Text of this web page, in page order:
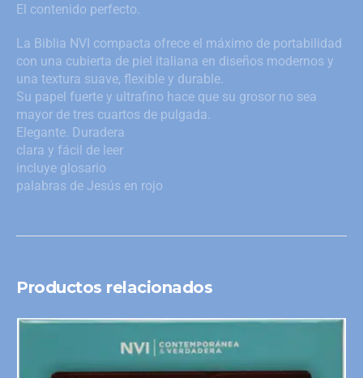
El contenido perfecto.
La Biblia NVI compacta ofrece el máximo de portabilidad
con una cubierta de piel italiana en diseños modernos y
una textura suave, flexible y durable.
Su papel fuerte y ultrafino hace que su grosor no sea
mayor de tres cuartos de pulgada.
Elegante. Duradera
clara y fácil de leer
incluye glosario
palabras de Jesús en rojo
Productos relacionados